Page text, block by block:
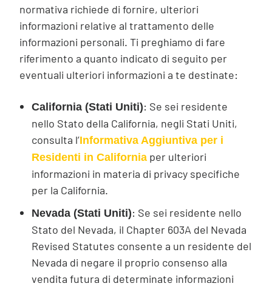
normativa richiede di fornire, ulteriori
informazioni relative al trattamento delle
informazioni personali. Ti preghiamo di fare
riferimento a quanto indicato di seguito per
eventuali ulteriori informazioni a te destinate:
California (Stati Uniti): Se sei residente
nello Stato della California, negli Stati Uniti,
consulta l’Informativa Aggiuntiva per i
Residenti in California per ulteriori
informazioni in materia di privacy specifiche
per la California.
Nevada (Stati Uniti): Se sei residente nello
Stato del Nevada, il Chapter 603A del Nevada
Revised Statutes consente a un residente del
Nevada di negare il proprio consenso alla
vendita futura di determinate informazioni